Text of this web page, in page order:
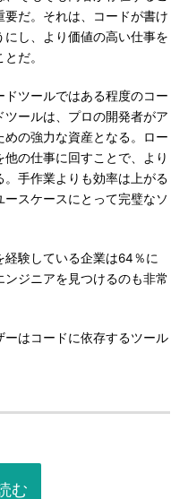
だ。それは、コードが書け
し、より価値の高い仕事を
だ。
ツールではある程度のコー
ールは、プロの開発者がア
の強力な資産となる。ロー
の仕事に回すことで、より
手作業よりも効率は上がる
スケースにとって完璧なソ
験している企業は64％に
ンジニアを見つけるのも非常
はコードに依存するツール
む